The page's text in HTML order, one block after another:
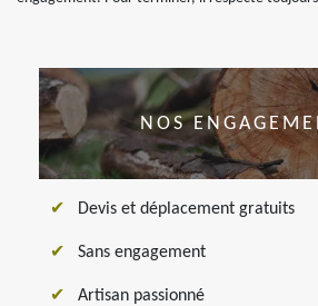
NOS
Devis et déplacement gratuits
Sans engagement
Artisan passionné